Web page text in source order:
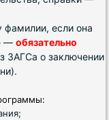
если она
— обязательно
ЗАГСа о заключении